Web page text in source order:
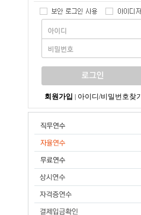
회원가입 아이디/비밀번호찾기